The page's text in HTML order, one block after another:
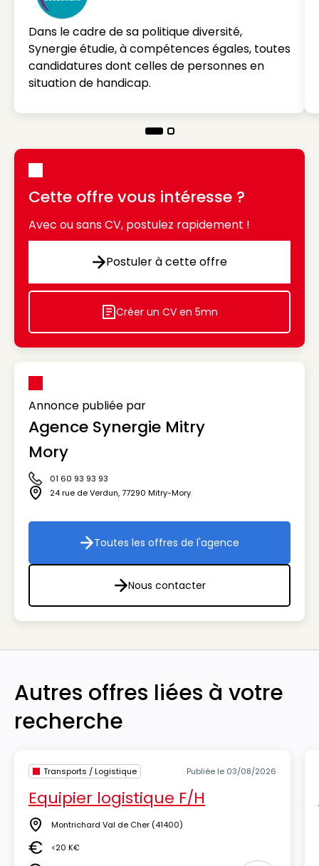
Dans le cadre de sa politique diversité,
Synergie étudie, à compétences égales, toutes
candidatures dont celles de personnes en
situation de handicap.
Cette offre vous intéresse ?
Avec ou sans CV, postulez rapidement !
Postuler à cette offre
Postuler à cette offre
Icon decorative
Créer un CV en 5mn
Annonce publiée par
Agence Synergie Mitry
Mory
Icône téléphone
01 60 93 93 93
Icône adresse
24 rue de Verdun,77290 Mitry-Mory
Toutes les offres de l'agence
Toutes les offres de l'agence
Nous contacter
Nous contacter
Autres offres liées à votre
recherche
Transports / Logistique Publiée le 03/08/2026
Equipier logistique F/H
Lieu Montrichard Val de Cher (41400)
Salaire<20 K€